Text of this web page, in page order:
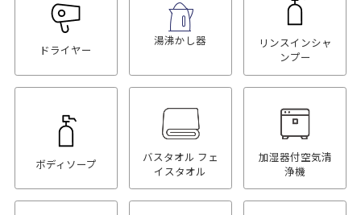
ドライヤー
湯沸かし器
リンスインシャ
ンプー
ボディソープ
バスタオル フェ
イスタオル
加湿器付空気清
浄機